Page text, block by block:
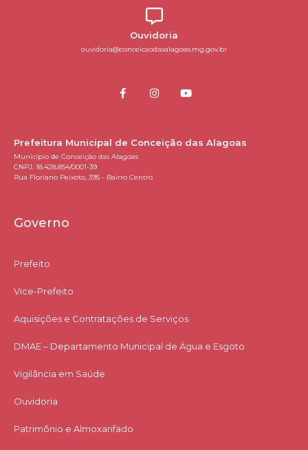
Ouvidoria
ouvidoria@conceicaodasalagoas.mg.gov.br
Prefeitura Municipal de Conceição das Alagoas
Município de Conceição das Alagoas
CNPJ: 18.428.854/0001-39
Rua Floriano Peixoto, 395 - Bairro Centro
Governo
Prefeito
Vice-Prefeito
Aquisições e Contratações de Serviços​
DMAE – Departamento Municipal de Água e Esgoto
Vigilância em Saúde
Ouvidoria
Patrimônio e Almoxarifado